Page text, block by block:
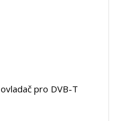
pro DVB-T